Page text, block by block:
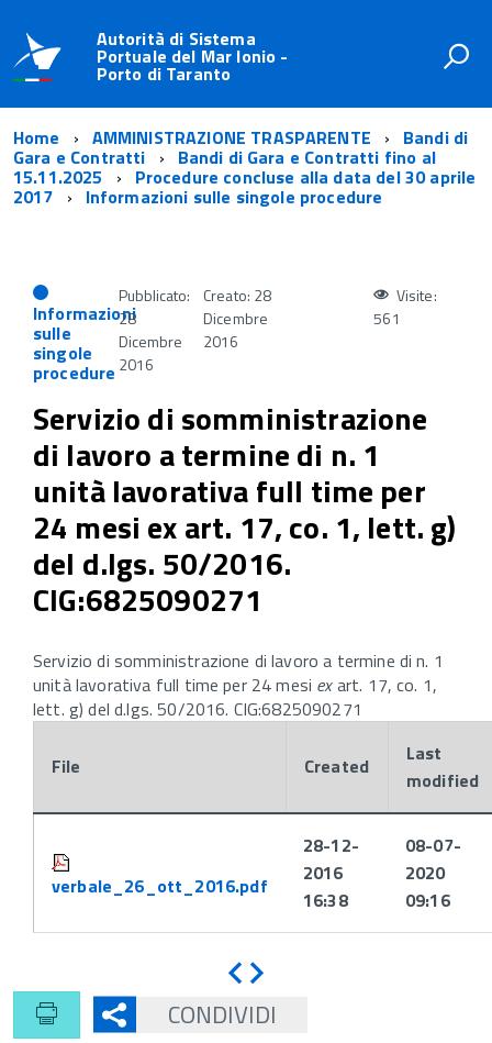
Autorità di Sistema
Portuale del Mar Ionio -
Porto di Taranto
Home AMMINISTRAZIONE TRASPARENTE Bandi di
Gara e Contratti Bandi di Gara e Contratti fino al
15.11.2025 Procedure concluse alla data del 30 aprile
2017 Informazioni sulle singole procedure
Informazioni
sulle
singole
procedure
Pubblicato:
28
Dicembre
2016
Creato: 28
Dicembre
2016
Visite:
561
Servizio di somministrazione
di lavoro a termine di n. 1
unità lavorativa full time per
24 mesi ex art. 17, co. 1, lett. g)
del d.lgs. 50/2016.
CIG:6825090271
Servizio di somministrazione di lavoro a termine di n. 1
unità lavorativa full time per 24 mesi exart. 17, co. 1,
lett. g) del d.lgs. 50/2016. CIG:6825090271
File Created
Last
modified
verbale_26_ott_2016.pdf
28-12-
2016
16:38
08-07-
2020
09:16
Indietro
CONDIVIDI